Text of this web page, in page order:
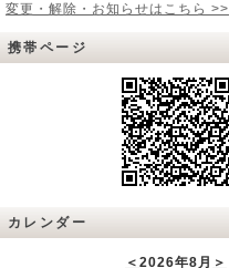
変更・解除・お知らせはこちら >>
携帯ページ
カレンダー
＜ 2026年8月 ＞